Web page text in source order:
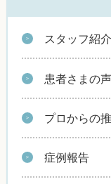
スタッフ紹介
患者さまの声
プロからの
症例報告